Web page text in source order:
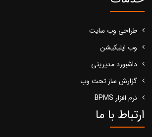
طراحی وب سایت
وب اپلیکیشن
داشبورد مدیریتی
گزارش ساز تحت وب
نرم افزار BPMS
ارتباط با ما